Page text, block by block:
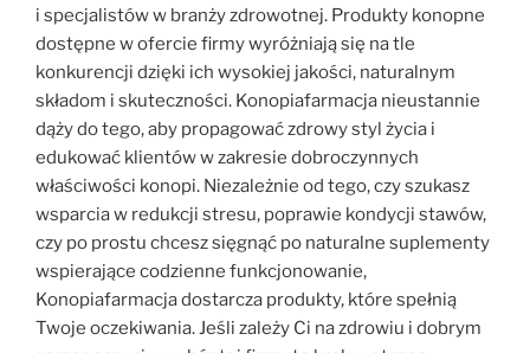
i specjalistów w branży zdrowotnej. Produkty konopne
dostępne w ofercie firmy wyróżniają się na tle
konkurencji dzięki ich wysokiej jakości, naturalnym
składom i skuteczności. Konopiafarmacja nieustannie
dąży do tego, aby propagować zdrowy styl życia i
edukować klientów w zakresie dobroczynnych
właściwości konopi. Niezależnie od tego, czy szukasz
wsparcia w redukcji stresu, poprawie kondycji stawów,
czy po prostu chcesz sięgnąć po naturalne suplementy
wspierające codzienne funkcjonowanie,
Konopiafarmacja dostarcza produkty, które spełnią
Twoje oczekiwania. Jeśli zależy Ci na zdrowiu i dobrym